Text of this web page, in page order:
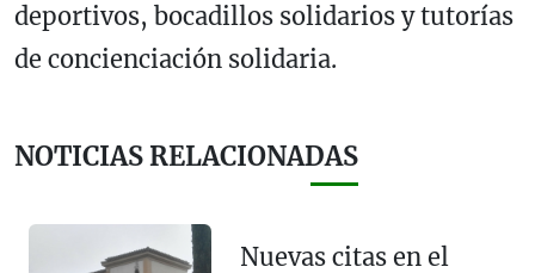
deportivos, bocadillos solidarios y tutorías
de concienciación solidaria.
NOTICIAS RELACIONADAS
Nuevas citas en el